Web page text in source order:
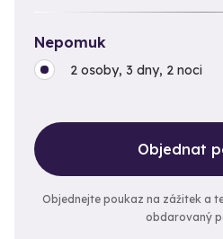
Nepomuk
2 osoby, 3 dny, 2 noci
Objednat
Objednejte poukaz na zážitek a
obdarovaný